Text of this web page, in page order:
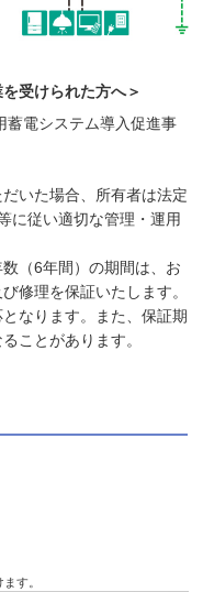
受けられた方へ＞
蓄電システム導入促進事
いた場合、所有者は法定
に従い適切な管理・運用
（6年間）の期間は、お
修理を保証いたします。
なります。また、保証期
ことがあります。
す。